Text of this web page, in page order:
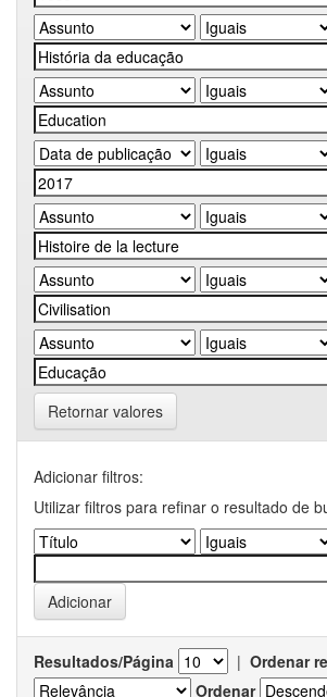
Retornar valores
Adicionar filtros:
Utilizar filtros para refinar o resultado de
Resultados/Página | Ordenar
Ordenar